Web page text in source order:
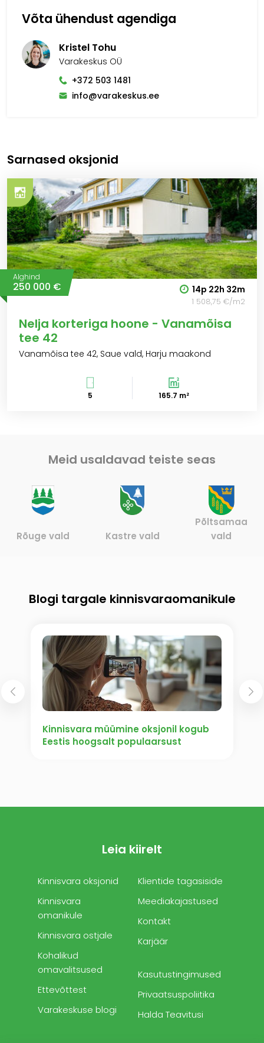
Võta ühendust agendiga
Kristel Tohu
Varakeskus OÜ
+372 503 1481
info@varakeskus.ee
Sarnased oksjonid
Alghind
250 000 € 14p 22h 32m
1 508,75 €/m2
Nelja korteriga hoone - Vanamõisa
tee 42
Vanamõisa tee 42, Saue vald, Harju maakond
5 165.7 m²
Meid usaldavad teiste seas
Rõuge vald Kastre vald
Põltsamaa
vald
Blogi targale kinnisvaraomanikule
Kinnisvara müümine oksjonil kogub
Eestis hoogsalt populaarsust
Leia kiirelt
Kinnisvara oksjonid
Kinnisvara
omanikule
Kinnisvara ostjale
Kohalikud
omavalitsused
Ettevõttest
Varakeskuse blogi
Klientide tagasiside
Meediakajastused
Kontakt
Karjäär
Kasutustingimused
Privaatsuspoliitika
Halda Teavitusi